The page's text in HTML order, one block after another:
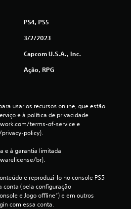
PS4, PS5
3/2/2023
Capcom U.S.A., Inc.
Ação, RPG
usar os recursos online, que estão
e à política de privacidade
terms-of-service e
policy).
e à garantia limitada
br).
e reproduzi-lo no console PS5
conta (pela configuração
e Jogo offline”) e em outros
com essa conta.